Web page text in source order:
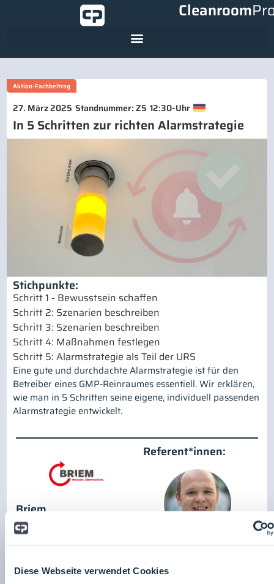
Diese Webseite verwendet Cookies
Cleanroom
Aktion-Fachbeitrag
27. März 2025 Standnummer: Z5 12:30-Uhr
In 5 Schritten zur richten Alarmstrategie
Stichpunkte:
Schritt 1 - Bewusstsein schaffen
Schritt 2: Szenarien beschreiben
Schritt 3: Szenarien beschreiben
Schritt 4: Maßnahmen festlegen
Schritt 5: Alarmstrategie als Teil der URS
Eine gute und durchdachte Alarmstrategie ist für den
Betreiber eines GMP-Reinraumes essentiell. Wir erklären,
wie man in 5 Schritten seine eigene, individuell passenden
Alarmstrategie entwickelt.
Referent*innen:
Matthias Alber
Briem
Steuerungstechnik
GmbH